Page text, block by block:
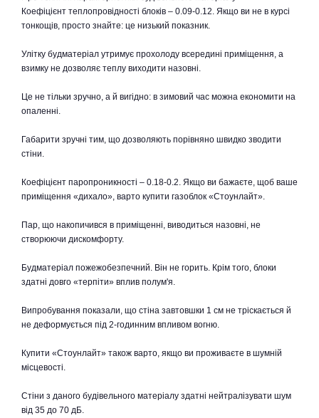
Коефіцієнт теплопровідності блоків – 0.09-0.12. Якщо ви не в курсі
тонкощів, просто знайте: це низький показник.
Улітку будматеріал утримує прохолоду всередині приміщення, а
взимку не дозволяє теплу виходити назовні.
Це не тільки зручно, а й вигідно: в зимовий час можна економити на
опаленні.
Габарити зручні тим, що дозволяють порівняно швидко зводити
стіни.
Коефіцієнт паропроникності – 0.18-0.2. Якщо ви бажаєте, щоб ваше
приміщення «дихало», варто купити газоблок «Стоунлайт».
Пар, що накопичився в приміщенні, виводиться назовні, не
створюючи дискомфорту.
Будматеріал пожежобезпечний. Він не горить. Крім того, блоки
здатні довго «терпіти» вплив полум'я.
Випробування показали, що стіна завтовшки 1 см не тріскається й
не деформується під 2-годинним впливом вогню.
Купити «Стоунлайт» також варто, якщо ви проживаєте в шумній
місцевості.
Стіни з даного будівельного матеріалу здатні нейтралізувати шум
від 35 до 70 дБ.